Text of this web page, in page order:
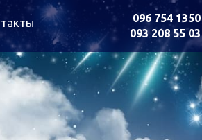
096 754 1350
093 208 55 03